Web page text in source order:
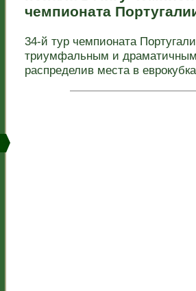
чемпионата
34-й тур чемпионата
триумфальным и драматичным
распределив места в